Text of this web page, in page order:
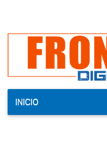
INICIO